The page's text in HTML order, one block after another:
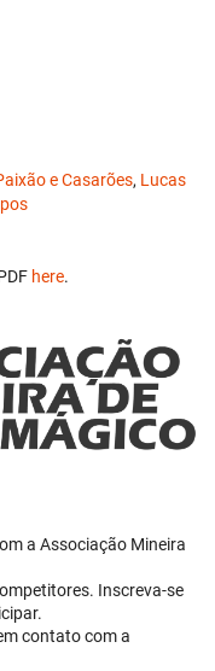
e Casarões, Lucas
here.
a Associação Mineira
Inscreva-se
contato com a